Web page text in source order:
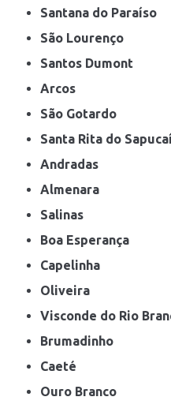
Santana do Paraíso
São Lourenço
Santos Dumont
Arcos
São Gotardo
Santa Rita do Sapucaí
Andradas
Almenara
Salinas
Boa Esperança
Capelinha
Oliveira
Visconde do Rio
Brumadinho
Caeté
Ouro Branco